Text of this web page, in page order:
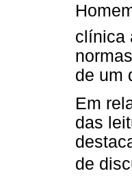
clínica
de um
Em
das
de